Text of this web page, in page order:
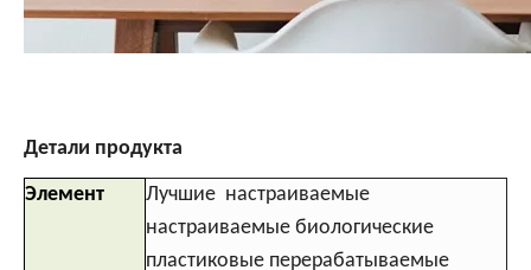
Детали продукта
Элемент
Лучшие настраиваемые
настраиваемые биологические
пластиковые перерабатываемые